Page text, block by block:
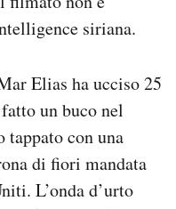
siriana.
Elias ha ucciso 25
un buco nel
tappato con una
di fiori mandata
L’onda d’urto